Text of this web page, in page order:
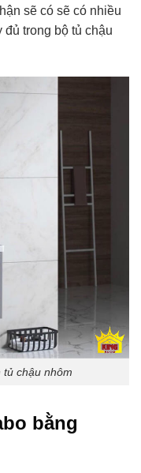
sẽ có sẽ có nhiều
trong bộ tủ chậu
chậu nhôm
bằng